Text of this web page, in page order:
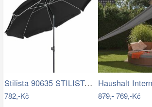
Stilista 90635 STILISTA Zahradní…
782,-Kč 879,-769,-Kč